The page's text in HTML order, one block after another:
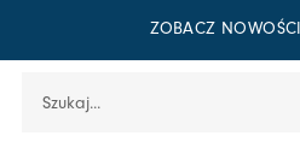
ZOBACZ